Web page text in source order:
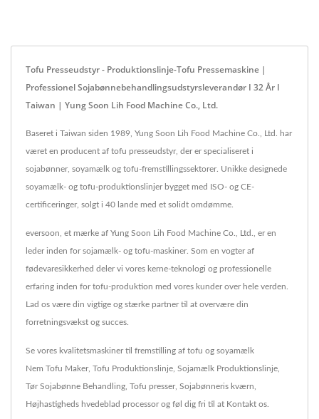
Tofu Presseudstyr - Produktionslinje-Tofu Pressemaskine |
Professionel Sojabønnebehandlingsudstyrsleverandør I 32 År I
Taiwan | Yung Soon Lih Food Machine Co., Ltd.
Baseret i Taiwan siden 1989, Yung Soon Lih Food Machine Co., Ltd. har
været en producent af tofu presseudstyr, der er specialiseret i
sojabønner, soyamælk og tofu-fremstillingssektorer. Unikke designede
soyamælk- og tofu-produktionslinjer bygget med ISO- og CE-
certificeringer, solgt i 40 lande med et solidt omdømme.
eversoon, et mærke af Yung Soon Lih Food Machine Co., Ltd., er en
leder inden for sojamælk- og tofu-maskiner. Som en vogter af
fødevaresikkerhed deler vi vores kerne-teknologi og professionelle
erfaring inden for tofu-produktion med vores kunder over hele verden.
Lad os være din vigtige og stærke partner til at overvære din
forretningsvækst og succes.
Se vores kvalitetsmaskiner til fremstilling af tofu og soyamælk
Nem Tofu Maker, Tofu Produktionslinje Sojamælk Produktionslinje
Tør Sojabønne Behandling Tofu presser, Sojabønneris kværn
Højhastigheds hvedeblad processorog føl dig fri til at Kontakt os